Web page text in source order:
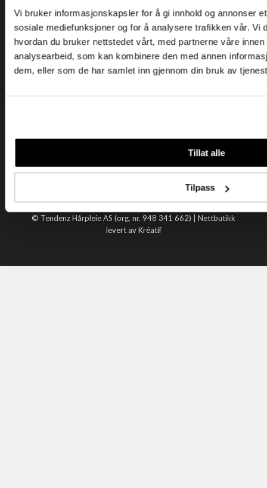
Vi bruker informasjonskapsler for å gi innhold og annonser
sosiale mediefunksjoner og for å analysere trafikken vår. Vi
hvordan du bruker nettstedet vårt, med partnerne våre
analysearbeid, som kan kombinere den med annen
dem, eller som de har samlet inn gjennom din bruk av
Tillat alle
Tilpass
Holtegata 26, 0355 Oslo
Telefon: +47 22 92 50 00
E-post: kundeservice@tendenz.net
Nyttige lenker
Datablad
Om oss
Handle hos oss
© Tendenz Hårpleie AS (org. nr. 948 341 662) | Nettbutikk
levert av Kréatif